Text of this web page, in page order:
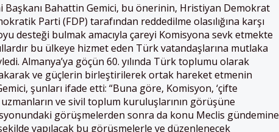
Başkanı Bahattin Gemici, bu önerinin, Hristiyan Demokrat
Parti (FDP) tarafından reddedilme olasılığına karşı
desteği bulmak amacıyla çareyi Komisyona sevk etmekte
bu ülkeye hizmet eden Türk vatandaşlarına mutlaka
Almanya’ya göçün 60. yılında Türk toplumu olarak
ve güçlerin birleştirilerek ortak hareket etmenin
şunları ifade etti: “Buna göre, Komisyon, ‘çifte
ve sivil toplum kuruluşlarının görüşüne
görüşmelerden sonra da konu Meclis gündemine
yapılacak bu görüşmelerle ve düzenlenecek